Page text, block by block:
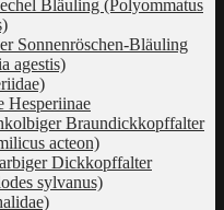
Bläuling (Polyommatus
Sonnenröschen-Bläuling
agestis)
Hesperiinae
Braundickkopffalter
acteon)
Dickkopffalter
sylvanus)